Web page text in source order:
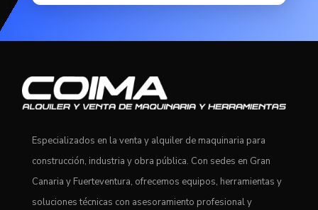
Especializados en la venta y alquiler de maquinaria para
construcción, industria y obra pública. Con sedes en Gran
Canaria y Fuerteventura, ofrecemos equipos, herramientas y
soluciones técnicas con asesoramiento profesional y